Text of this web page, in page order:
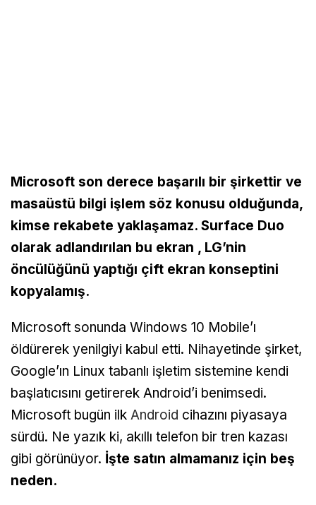
Microsoft son derece başarılı bir şirkettir ve
masaüstü bilgi işlem söz konusu olduğunda,
kimse rekabete yaklaşamaz. Surface Duo
olarak adlandırılan bu ekran , LG’nin
öncülüğünü yaptığı çift ​​ekran konseptini
kopyalamış.
Microsoft sonunda Windows 10 Mobile’ı
öldürerek yenilgiyi kabul etti. Nihayetinde şirket,
Google’ın Linux tabanlı işletim sistemine kendi
başlatıcısını getirerek Android’i benimsedi.
Microsoft bugün ilk Android cihazını piyasaya
sürdü. Ne yazık ki, akıllı telefon bir tren kazası
gibi görünüyor. İşte satın almamanız için beş
neden.